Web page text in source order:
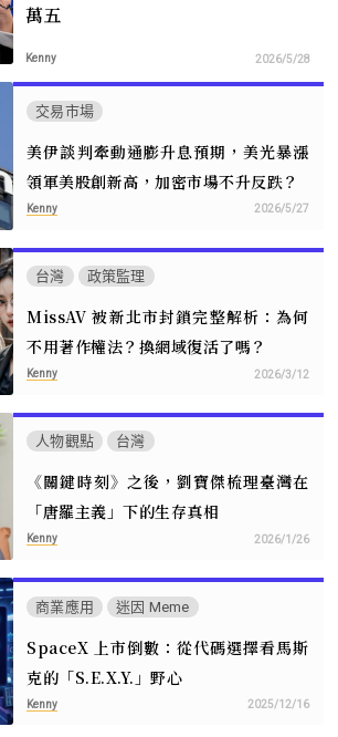
萬五
Kenny 2026/5/28
交易市場
美伊談判牽動通膨升息預期，美光暴漲
領軍美股創新高，加密市場不升反跌？
Kenny 2026/5/27
台灣 政策監理
MissAV 被新北市封鎖完整解析：為何
不用著作權法？換網域復活了嗎？
Kenny 2026/3/12
人物觀點 台灣
《關鍵時刻》之後，劉寶傑梳理臺灣在
「唐羅主義」下的生存真相
Kenny 2026/1/26
商業應用 迷因 Meme
SpaceX 上市倒數：從代碼選擇看馬斯
克的「S.E.X.Y.」野心
Kenny 2025/12/16